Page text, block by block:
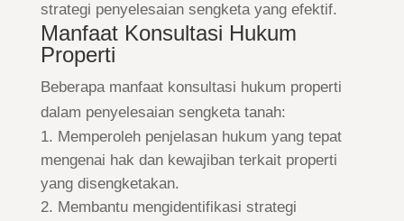
strategi penyelesaian sengketa yang efektif.
Manfaat Konsultasi Hukum
Properti
Beberapa manfaat konsultasi hukum properti
dalam penyelesaian sengketa tanah:
Memperoleh penjelasan hukum yang tepat
mengenai hak dan kewajiban terkait properti
yang disengketakan.
Membantu mengidentifikasi strategi